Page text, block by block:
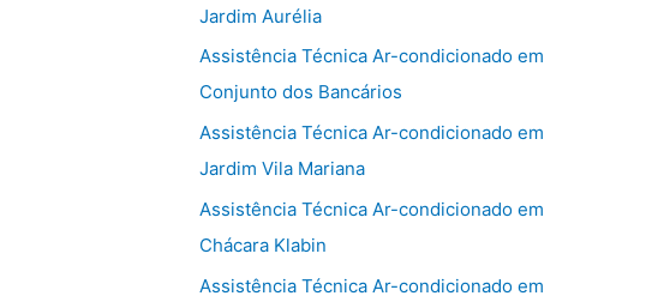
Jardim Aurélia
Assistência Técnica Ar-condicionado em
Conjunto dos Bancários
Assistência Técnica Ar-condicionado em
Jardim Vila Mariana
Assistência Técnica Ar-condicionado em
Chácara Klabin
Assistência Técnica Ar-condicionado em